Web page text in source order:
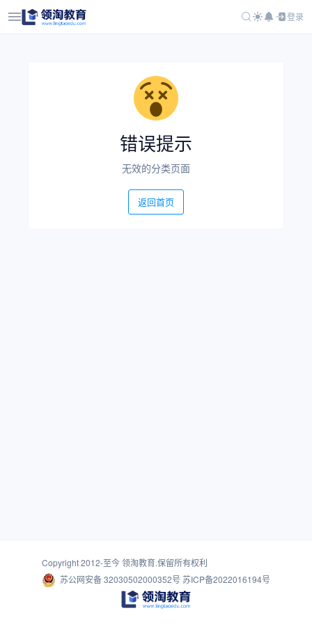
登录
错误提示
无效的分类页面
返回首页
Copyright 2012-至今领淘教育.保留所有权利
苏公网安备 32030502000352号 苏ICP备2022016194号